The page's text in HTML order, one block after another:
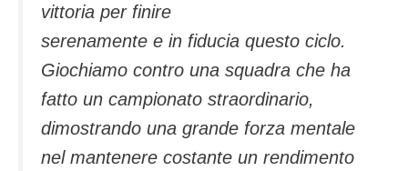
vittoria per finire
serenamente e in fiducia questo ciclo.
Giochiamo contro una squadra che ha
fatto un campionato straordinario,
dimostrando una grande forza mentale
nel mantenere costante un rendimento